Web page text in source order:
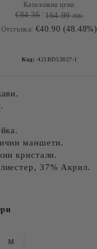
Каталожна цена:
€84.36 164.99 лв.
Отстъпка: €40.90 (48.48%)
Код: 421BD53027-1
маншети.
кристали.
37% Акрил.
M